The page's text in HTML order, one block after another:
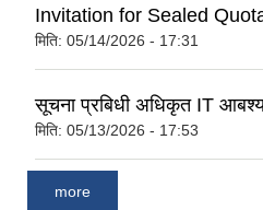
Invitation for Sealed
मिति: 05/14/2026 - 17:31
सूचना प्रबिधी अधिकृत IT
मिति: 05/13/2026 - 17:53
more